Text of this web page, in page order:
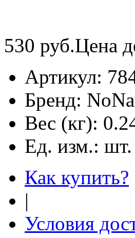
530 руб.Цена
Артикул:
Бренд:
Вес (кг):
Ед. изм.: шт.
Как купить?
|
Условия